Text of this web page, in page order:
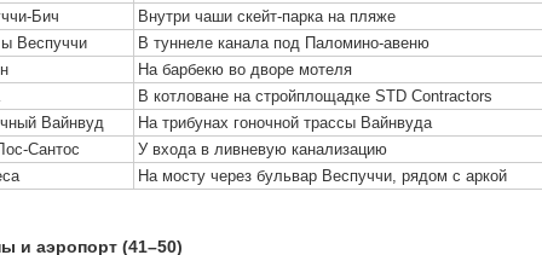
Бич
Внутри чаши скейт-парка на пляже
Веспуччи
В туннеле канала под Паломино-авеню
На барбекю во дворе мотеля
В котловане на стройплощадке STD Contractors
Вайнвуд
На трибунах гоночной трассы Вайнвуда
Сантос
У входа в ливневую канализацию
На мосту через бульвар Веспуччи, рядом с аркой
и аэропорт (41–50)